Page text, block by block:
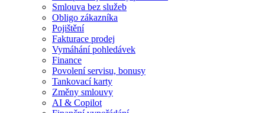
Smlouva bez služeb
Obligo zákazníka
Pojištění
Fakturace prodej
Vymáhání pohledávek
Finance
Povolení servisu, bonusy
Tankovací karty
Změny smlouvy
AI & Copilot